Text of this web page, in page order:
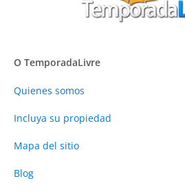
O TemporadaLivre
Quienes somos
Incluya su propiedad
Mapa del sitio
Blog